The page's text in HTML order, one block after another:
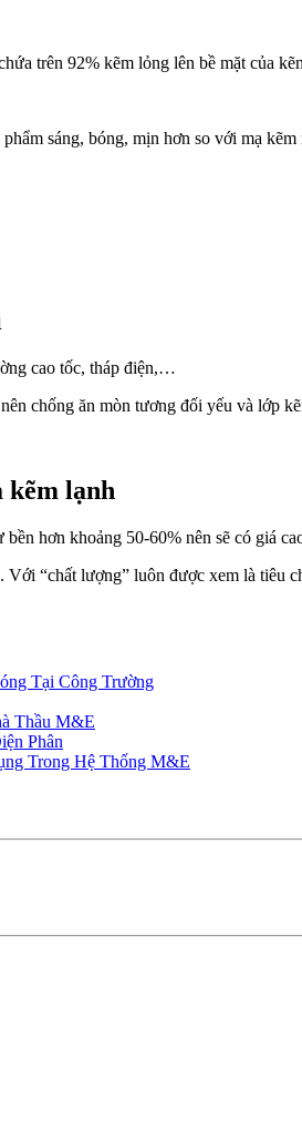
trên 92% kẽm lỏng lên bề mặt của
sáng, bóng, mịn hơn so với mạ kẽm
cao tốc, tháp điện,…
chống ăn mòn tương đối yếu và lớp
kẽm lạnh
hơn khoảng 50-60% nên sẽ có giá
“chất lượng” luôn được xem là tiêu
Tại Công Trường
Thầu M&E
Phân
Trong Hệ Thống M&E